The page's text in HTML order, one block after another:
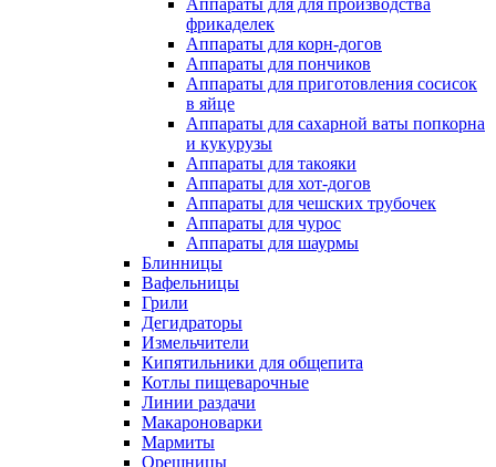
фрикаделек
Аппараты для корн-догов
Аппараты для пончиков
Аппараты для приготовления сосисок
в яйце
Аппараты для сахарной ваты попкорна
и кукурузы
Аппараты для такояки
Аппараты для хот-догов
Аппараты для чешских трубочек
Аппараты для чурос
Аппараты для шаурмы
Блинницы
Вафельницы
Грили
Дегидраторы
Измельчители
Кипятильники для общепита
Котлы пищеварочные
Линии раздачи
Макароноварки
Мармиты
Орешницы